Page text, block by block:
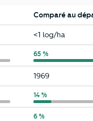
Comparé au
Eure
<1 log/ha
Eure
65 %
Eure
1969
Eure
14 %
Eure
6 %